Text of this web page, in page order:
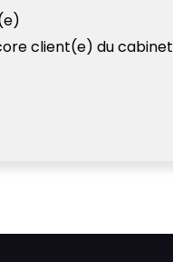
client(e) du cabinet